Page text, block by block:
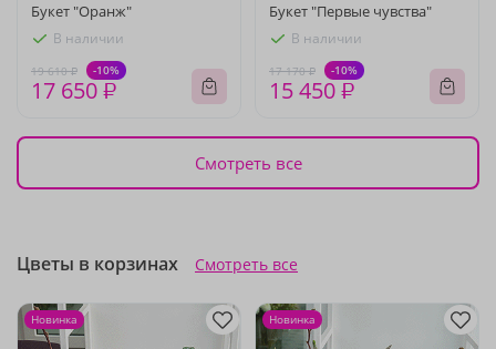
Букет "Оранж"
В наличии
19 610 ₽ -10%
17 650 ₽
Букет "Первые чувства"
В наличии
17 170 ₽ -10%
15 450 ₽
Смотреть все
Цветы в корзинах Смотреть все
Новинка Новинка